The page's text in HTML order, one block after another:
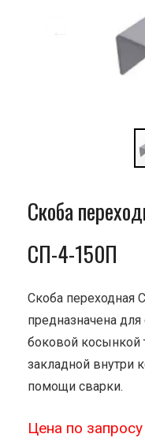
Скоба
СП-4-150П
Скоба переходная
предназначена
боковой косынкой
закладной внутри
помощи сварки.
Цена по запросу